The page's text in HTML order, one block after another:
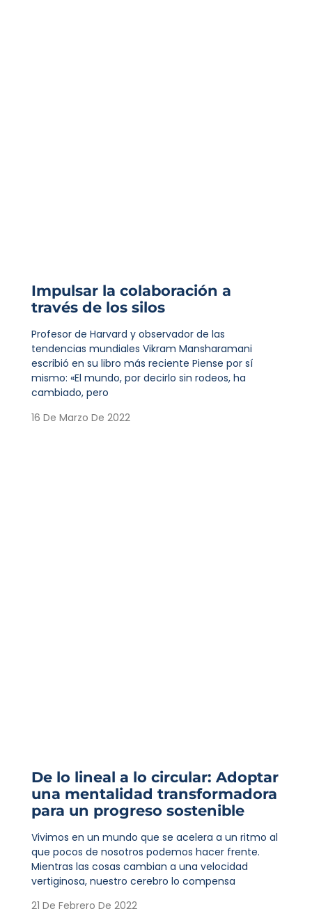
Impulsar la colaboración a
través de los silos
Profesor de Harvard y observador de las
tendencias mundiales Vikram Mansharamani
escribió en su libro más reciente Piense por sí
mismo: «El mundo, por decirlo sin rodeos, ha
cambiado, pero
16 De Marzo De 2022
De lo lineal a lo circular: Adoptar
una mentalidad transformadora
para un progreso sostenible
Vivimos en un mundo que se acelera a un ritmo al
que pocos de nosotros podemos hacer frente.
Mientras las cosas cambian a una velocidad
vertiginosa, nuestro cerebro lo compensa
21 De Febrero De 2022